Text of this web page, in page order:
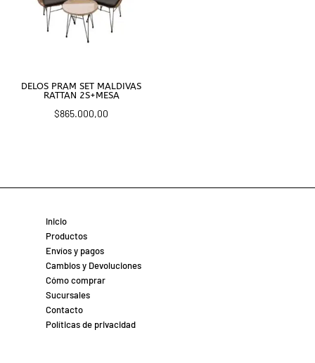
DELOS PRAM SET MALDIVAS
RATTAN 2S+MESA
$865.000,00
Inicio
Productos
Envíos y pagos
Cambios y Devoluciones
Cómo comprar
Sucursales
Contacto
Políticas de privacidad